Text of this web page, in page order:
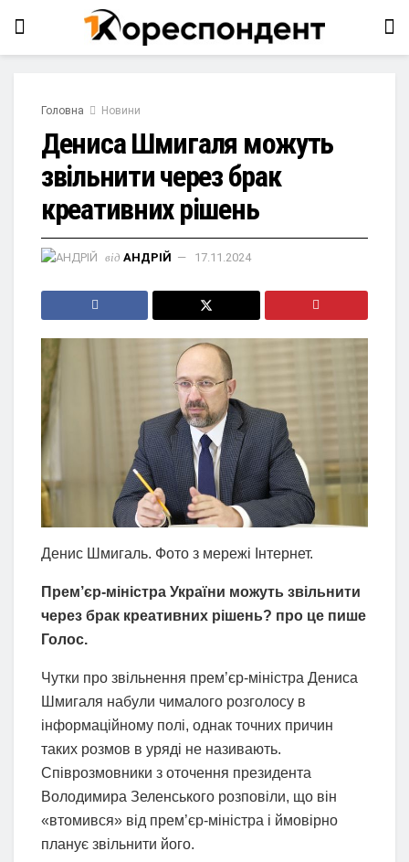
Головна Новини
Дениса Шмигаля можуть
звільнити через брак
креативних рішень
від АНДРІЙ 17.11.2024
Денис Шмигаль. Фото з мережі Інтернет.
Прем’єр-міністра України можуть звільнити
через брак креативних рішень? про це пише
Голос.
Чутки про звільнення прем’єр-міністра Дениса
Шмигаля набули чималого розголосу в
інформаційному полі, однак точних причин
таких розмов в уряді не називають.
Співрозмовники з оточення президента
Володимира Зеленського розповіли, що він
«втомився» від прем’єр-міністра і ймовірно
планує звільнити його.